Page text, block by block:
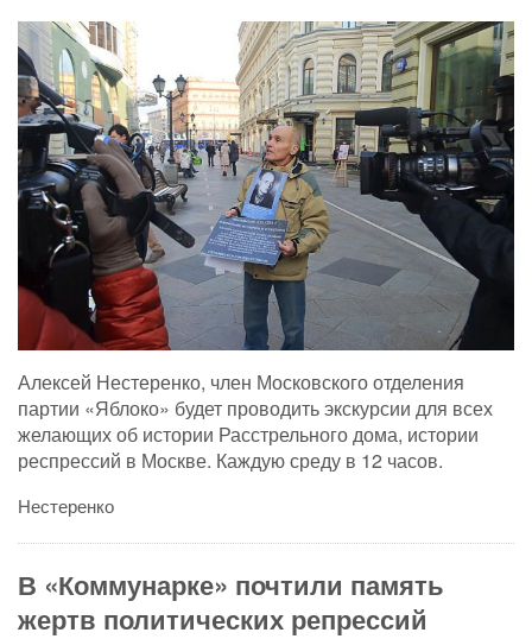
Алексей Нестеренко, член Московского отделения
партии «Яблоко» будет проводить экскурсии для всех
желающих об истории Расстрельного дома, истории
респрессий в Москве. Каждую среду в 12 часов.
Нестеренко
В «Коммунарке» почтили память
жертв политических репрессий